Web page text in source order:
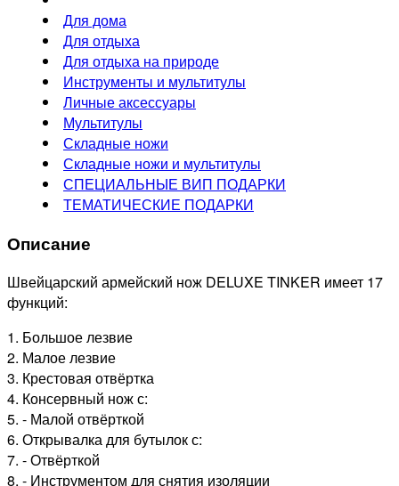
Для дома
Для отдыха
Для отдыха на природе
Инструменты и мультитулы
Личные аксессуары
Мультитулы
Складные ножи
Складные ножи и мультитулы
СПЕЦИАЛЬНЫЕ ВИП ПОДАРКИ
ТЕМАТИЧЕСКИЕ ПОДАРКИ
Описание
Швейцарский армейский нож DELUXE TINKER имеет 17
функций:
1. Большое лезвие
2. Малое лезвие
3. Крестовая отвёртка
4. Консервный нож с:
5. - Малой отвёрткой
6. Открывалка для бутылок с:
7. - Отвёрткой
8. - Инструментом для снятия изоляции